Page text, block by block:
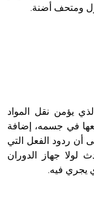
- هل تعلم أن الأبجدية الكنعانية تتألف من /22/ علامة كتابية
ومتحف أضنة.
يؤمن نقل المواد
في جسمه، إضافة
أن ردود الفعل التي
لولا جهاز الدوران
يجري فيه.